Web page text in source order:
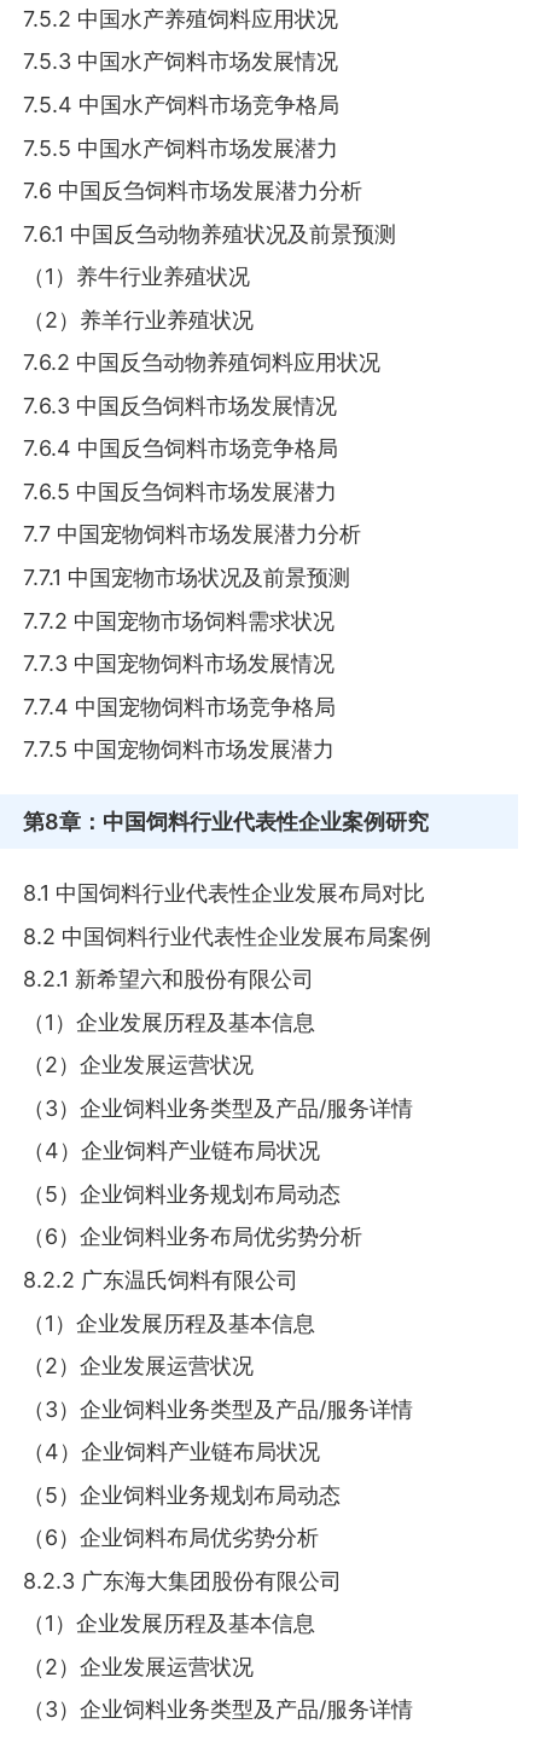
7.5.2 中国水产养殖饲料应用状况
7.5.3 中国水产饲料市场发展情况
7.5.4 中国水产饲料市场竞争格局
7.5.5 中国水产饲料市场发展潜力
7.6 中国反刍饲料市场发展潜力分析
7.6.1 中国反刍动物养殖状况及前景预测
（1）养牛行业养殖状况
（2）养羊行业养殖状况
7.6.2 中国反刍动物养殖饲料应用状况
7.6.3 中国反刍饲料市场发展情况
7.6.4 中国反刍饲料市场竞争格局
7.6.5 中国反刍饲料市场发展潜力
7.7 中国宠物饲料市场发展潜力分析
7.7.1 中国宠物市场状况及前景预测
7.7.2 中国宠物市场饲料需求状况
7.7.3 中国宠物饲料市场发展情况
7.7.4 中国宠物饲料市场竞争格局
7.7.5 中国宠物饲料市场发展潜力
第8章 ：中国饲料行业代表性企业案例研究
8.1 中国饲料行业代表性企业发展布局对比
8.2 中国饲料行业代表性企业发展布局案例
8.2.1 新希望六和股份有限公司
（1）企业发展历程及基本信息
（2）企业发展运营状况
（3）企业饲料业务类型及产品/服务详情
（4）企业饲料产业链布局状况
（5）企业饲料业务规划布局动态
（6）企业饲料业务布局优劣势分析
8.2.2 广东温氏饲料有限公司
（1）企业发展历程及基本信息
（2）企业发展运营状况
（3）企业饲料业务类型及产品/服务详情
（4）企业饲料产业链布局状况
（5）企业饲料业务规划布局动态
（6）企业饲料布局优劣势分析
8.2.3 广东海大集团股份有限公司
（1）企业发展历程及基本信息
（2）企业发展运营状况
（3）企业饲料业务类型及产品/服务详情